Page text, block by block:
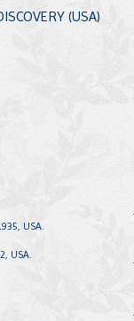
(USA)
USA.
USA.